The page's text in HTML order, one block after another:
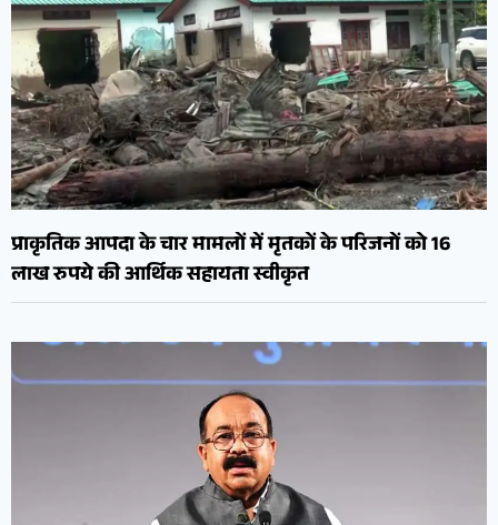
प्राकृतिक आपदा के चार मामलों में मृतकों के परिजनों को 16
लाख रुपये की आर्थिक सहायता स्वीकृत